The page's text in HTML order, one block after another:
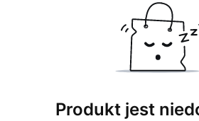
Produkt jest